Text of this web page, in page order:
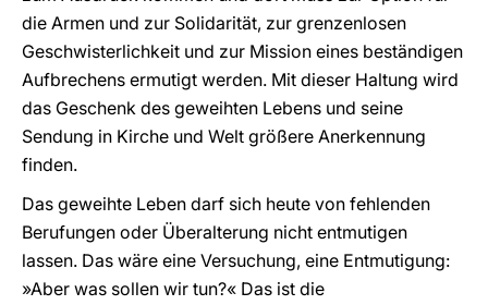
die Armen und zur Solidarität, zur grenzenlosen
Geschwisterlichkeit und zur Mission eines beständigen
Aufbrechens ermutigt werden. Mit dieser Haltung wird
das Geschenk des geweihten Lebens und seine
Sendung in Kirche und Welt größere Anerkennung
finden.
Das geweihte Leben darf sich heute von fehlenden
Berufungen oder Überalterung nicht entmutigen
lassen. Das wäre eine Versuchung, eine Entmutigung:
»Aber was sollen wir tun?« Das ist die